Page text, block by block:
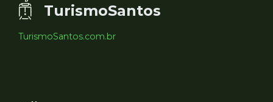
TurismoSantos
TurismoSantos.com.br